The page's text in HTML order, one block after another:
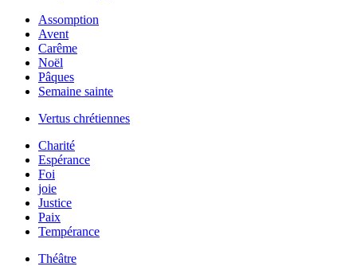
Assomption
Avent
Carême
Noël
Pâques
Semaine sainte
Vertus chrétiennes
Charité
Espérance
Foi
joie
Justice
Paix
Tempérance
Théâtre